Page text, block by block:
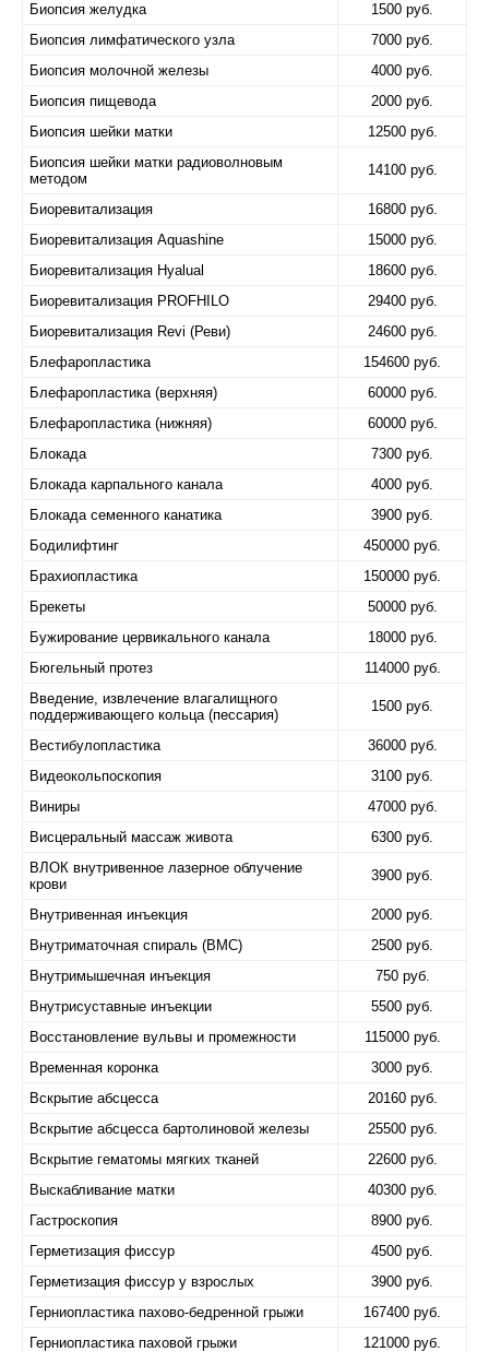
Биопсия желудка
1500 руб.
Биопсия лимфатического узла
7000 руб.
Биопсия молочной железы
4000 руб.
Биопсия пищевода
2000 руб.
Биопсия шейки матки
12500 руб.
Биопсия шейки матки радиоволновым
методом
14100 руб.
Биоревитализация
16800 руб.
Биоревитализация Aquashine
15000 руб.
Биоревитализация Hyalual
18600 руб.
Биоревитализация PROFHILO
29400 руб.
Биоревитализация Revi (Реви)
24600 руб.
Блефаропластика
154600 руб.
Блефаропластика (верхняя)
60000 руб.
Блефаропластика (нижняя)
60000 руб.
Блокада
7300 руб.
Блокада карпального канала
4000 руб.
Блокада семенного канатика
3900 руб.
Бодилифтинг
450000 руб.
Брахиопластика
150000 руб.
Брекеты
50000 руб.
Бужирование цервикального канала
18000 руб.
Бюгельный протез
114000 руб.
Введение, извлечение влагалищного
поддерживающего кольца (пессария)
1500 руб.
Вестибулопластика
36000 руб.
Видеокольпоскопия
3100 руб.
Виниры
47000 руб.
Висцеральный массаж живота
6300 руб.
ВЛОК внутривенное лазерное облучение
крови
3900 руб.
Внутривенная инъекция
2000 руб.
Внутриматочная спираль (ВМС)
2500 руб.
Внутримышечная инъекция
750 руб.
Внутрисуставные инъекции
5500 руб.
Восстановление вульвы и промежности
115000 руб.
Временная коронка
3000 руб.
Вскрытие абсцесса
20160 руб.
Вскрытие абсцесса бартолиновой железы
25500 руб.
Вскрытие гематомы мягких тканей
22600 руб.
Выскабливание матки
40300 руб.
Гастроскопия
8900 руб.
Герметизация фиссур
4500 руб.
Герметизация фиссур у взрослых
3900 руб.
Герниопластика пахово-бедренной грыжи
167400 руб.
Герниопластика паховой грыжи
121000 руб.